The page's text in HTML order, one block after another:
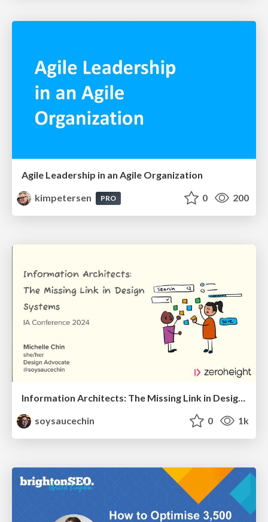
Agile Leadership in an Agile Organization
kimpetersen
PRO 0 200
Information Architects: The Missing Link in Design Systems
soysaucechin
0 1k